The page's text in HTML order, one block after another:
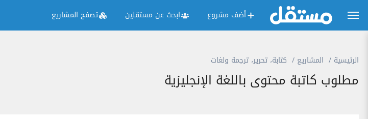
أضف مشروع ابحث عن مستقلين تصفح المشاريع
الرئيسية المشاريع كتابة، تحرير، ترجمة ولغات
مطلوب كاتبة محتوى باللغة الإنجليزية